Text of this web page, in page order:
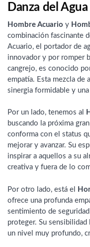
Danza del
Hombre Acuario y
combinación fascinante
Acuario, el portador de
innovador y por romper
cangrejo, es conocido
empatía. Esta mezcla de
sinergia formidable y
Por un lado, tenemos al
buscando la próxima
conforma con el status
mejorar y avanzar. Su
inspirar a aquellos a su
creativa y fuera de lo
Por otro lado, está el
ofrece una profunda
sentimiento de
proteger. Su
un nivel muy profundo,